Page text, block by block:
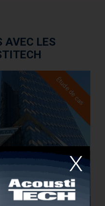
AVEC LES
Étude de cas